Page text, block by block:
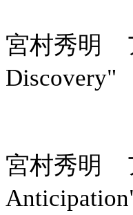
宮村秀明
Discovery"
宮村秀明